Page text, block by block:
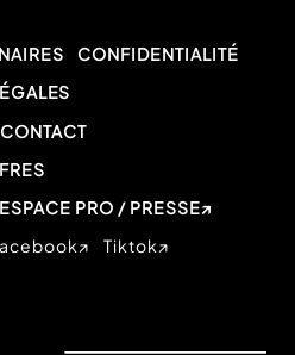
CONFIDENTIALITÉ
ESPACE PRO / PRESSE
Tiktok